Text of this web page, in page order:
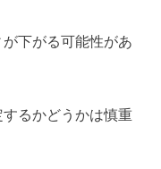
下がる可能性があ
るかどうかは慎重